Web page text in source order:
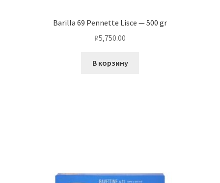
Barilla 69 Pennette Lisce — 500 gr
₽5,750.00
В корзину